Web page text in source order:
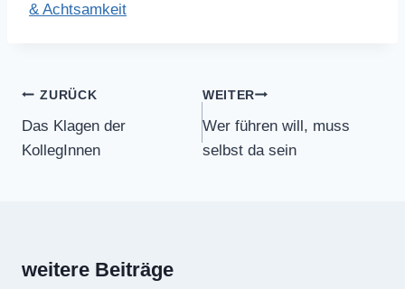
& Achtsamkeit
Beitragsnavigation
ZURÜCK
Das Klagen der
KollegInnen
WEITER
Wer führen will, muss
selbst da sein
weitere Beiträge